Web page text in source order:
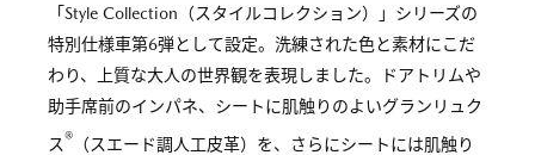
「Style Collection（スタイルコレクション）」シリーズの
特別仕様車第6弾として設定。洗練された色と素材にこだ
わり、上質な大人の世界観を表現しました。ドアトリムや
助手席前のインパネ、シートに肌触りのよいグランリュク
ス® （スエード調人工皮革）を、さらにシートには肌触り